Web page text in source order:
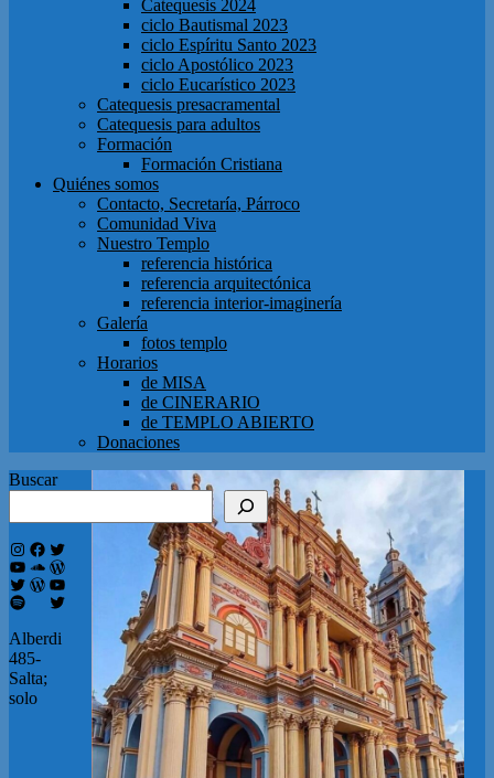
Catequesis 2024
ciclo Bautismal 2023
ciclo Espíritu Santo 2023
ciclo Apostólico 2023
ciclo Eucarístico 2023
Catequesis presacramental
Catequesis para adultos
Formación
Formación Cristiana
Quiénes somos
Contacto, Secretaría, Párroco
Comunidad Viva
Nuestro Templo
referencia histórica
referencia arquitectónica
referencia interior-imaginería
Galería
fotos templo
Horarios
de MISA
de CINERARIO
de TEMPLO ABIERTO
Donaciones
Buscar
Instagram
Facebook
Twitter
YouTube
SoundCloud
WordPress
Twitter
WordPress
YouTube
SpotifyTwitter
Alberdi
485-
Salta;
solo